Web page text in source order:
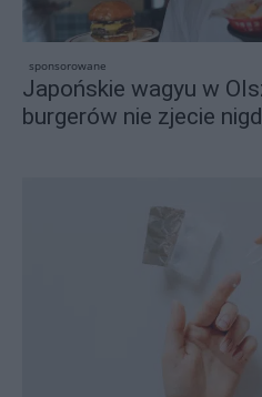
sponsorowane
Japońskie wagyu w
burgerów nie zjecie